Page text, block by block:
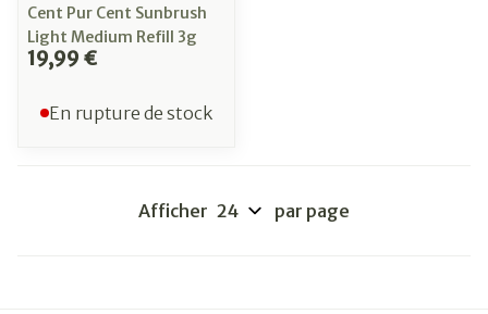
Cent Pur Cent Sunbrush
Light Medium Refill 3g
19,99 €
En rupture de stock
Afficher par page